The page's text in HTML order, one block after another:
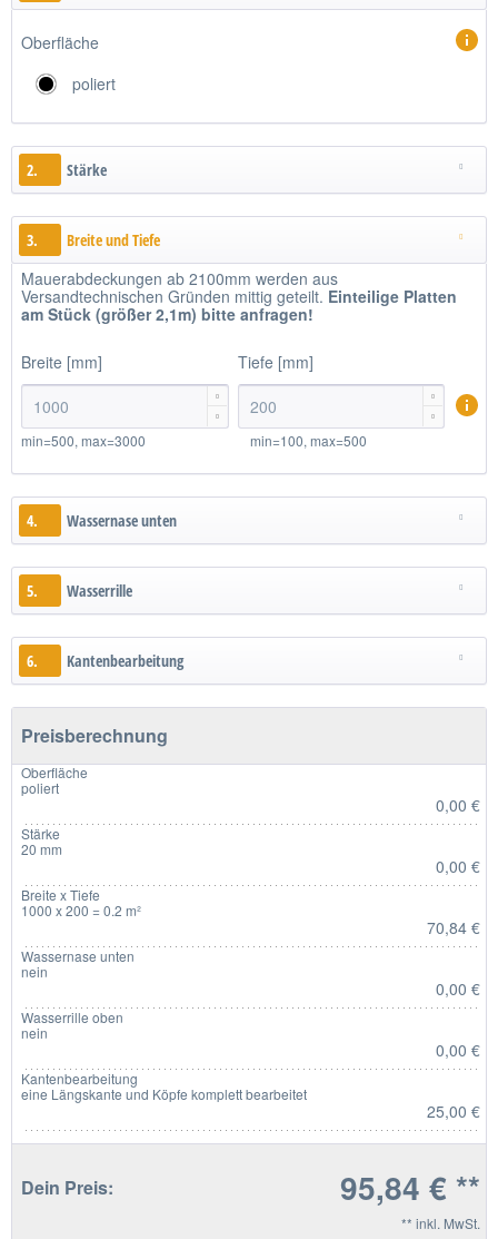
Oberfläche
poliert
2. Stärke
3. Breite und Tiefe
Mauerabdeckungen ab 2100mm werden aus
Versandtechnischen Gründen mittig geteilt. Einteilige Platten
am Stück (größer 2,1m) bitte anfragen!
Breite [mm]


Tiefe [mm]


min=500, max=3000 min=100, max=500
4. Wassernase unten
5. Wasserrille
6. Kantenbearbeitung
Preisberechnung
Oberfläche
poliert
0,00 €
Stärke
20 mm
0,00 €
Breite x Tiefe
1000 x 200 = 0.2 m²
70,84 €
Wassernase unten
nein
0,00 €
Wasserrille oben
nein
0,00 €
Kantenbearbeitung
eine Längskante und Köpfe komplett bearbeitet
25,00 €
Dein Preis: 95,84 € **
** inkl. MwSt.